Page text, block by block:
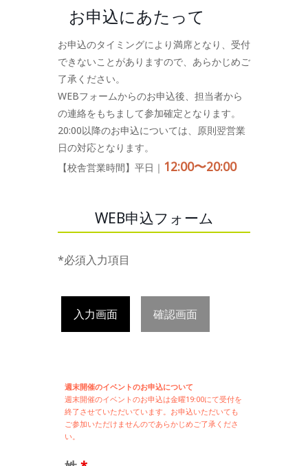
お申込にあたって
お申込のタイミングにより満席となり、受付
できないことがありますので、あらかじめご
了承ください。
WEBフォームからのお申込後、担当者から
の連絡をもちまして参加確定となります。
20:00以降のお申込については、原則翌営業
日の対応となります。
【校舎営業時間】平日｜ 12:00〜20:00
WEB申込フォーム
*必須入力項目
入力画面 確認画面
週末開催のイベントのお申込について
週末開催のイベントのお申込は金曜19:00にて受付を
終了させていただいています。お申込いただいても
ご参加いただけませんのであらかじめご了承くださ
い。